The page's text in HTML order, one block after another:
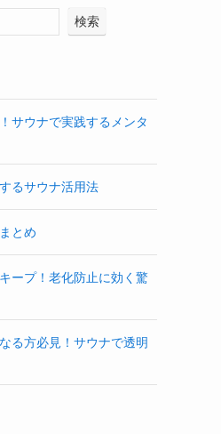
検索
サウナで実践するメンタ
るサウナ活用法
とめ
ープ！老化防止に効く驚
る方必見！サウナで透明